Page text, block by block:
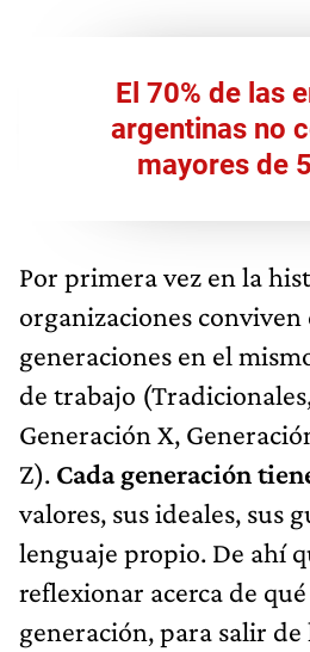
El 70% de las
argentinas no
mayores de
Por primera vez en la
organizaciones
generaciones en el
de trabajo
Generación X,
Z). Cada generación
valores, sus ideales, sus
lenguaje propio. De ahí
reflexionar acerca de
generación, para salir de